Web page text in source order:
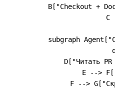
B["Checkout +
C
subgraph
D["Читать
E -->
F -->